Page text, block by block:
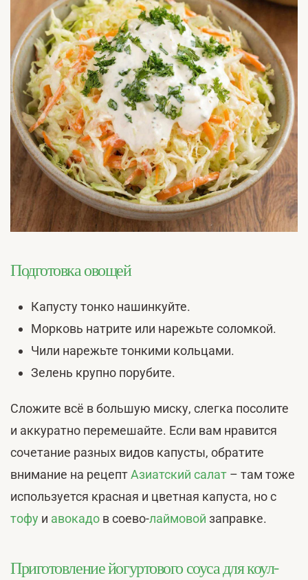
Подготовка овощей
Капусту тонко нашинкуйте.
Морковь натрите или нарежьте соломкой.
Чили нарежьте тонкими кольцами.
Зелень крупно порубите.
Сложите всё в большую миску, слегка посолите
и аккуратно перемешайте. Если вам нравится
сочетание разных видов капусты, обратите
внимание на рецептАзиатский салат – там тоже
используется красная и цветная капуста, но с
тофу и авокадо в соево-лаймовой заправке.
Приготовление йогуртового соуса для коул-